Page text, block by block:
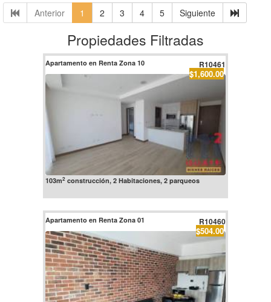
Anterior 1 2 3 4 5 Siguiente
Propiedades Filtradas
Apartamento en Renta Zona 10 R10461
$1,600.00
103m2construcción, 2 Habitaciones, 2 parqueos
Apartamento en Renta Zona 01 R10460
$504.00